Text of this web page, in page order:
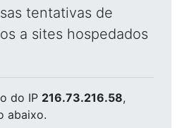
tentativas de
a sites hospedados
do IP 216.73.216.58,
abaixo.